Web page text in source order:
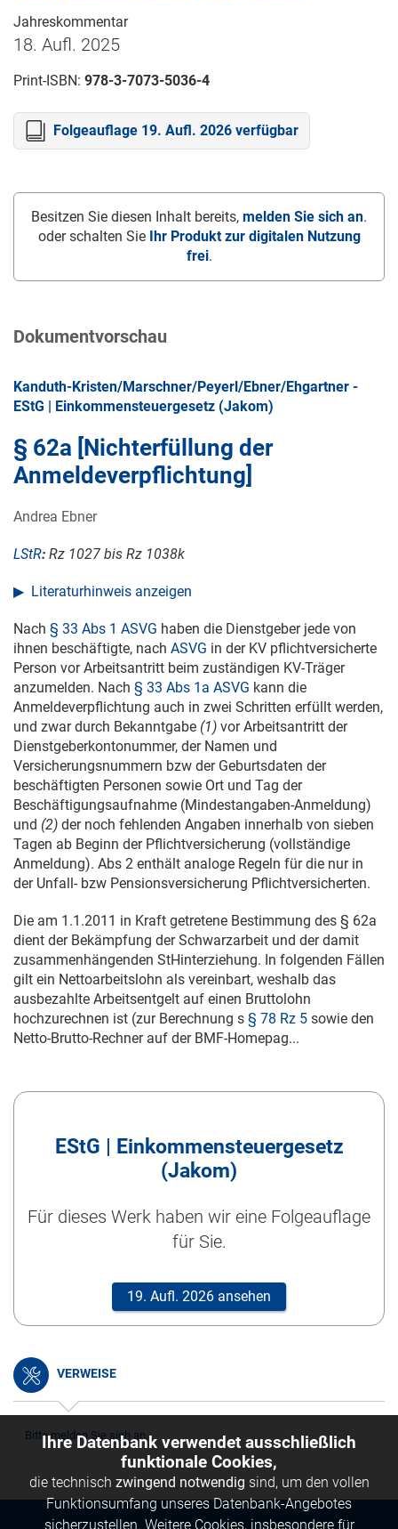
Jahreskommentar
18. Aufl. 2025
Print-ISBN: 978-3-7073-5036-4
Folgeauflage 19. Aufl. 2026 verfügbar
Besitzen Sie diesen Inhalt bereits, melden Sie sich an.
oder schalten Sie
Ihr Produkt zur digitalen Nutzung
frei.
Dokumentvorschau
Kanduth-Kristen/Marschner/Peyerl/Ebner/Ehgartner -
EStG | Einkommensteuergesetz (Jakom)
§ 62a [Nichterfüllung der
Anmeldeverpflichtung]
Andrea Ebner
LStR: Rz 1027 bis Rz 1038k
Literaturhinweis anzeigen
Nach § 33 Abs 1 ASVG haben die Dienstgeber jede von
ihnen beschäftigte, nach ASVG in der KV pflichtversicherte
Person vor Arbeitsantritt beim zuständigen KV-Träger
anzumelden. Nach § 33 Abs 1a ASVG kann die
Anmeldeverpflichtung auch in zwei Schritten erfüllt werden,
und zwar durch Bekanntgabe (1) vor Arbeitsantritt der
Dienstgeberkontonummer, der Namen und
Versicherungsnummern bzw der Geburtsdaten der
beschäftigten Personen sowie Ort und Tag der
Beschäftigungsaufnahme (Mindestangaben-Anmeldung)
und (2) der noch fehlenden Angaben innerhalb von sieben
Tagen ab Beginn der Pflichtversicherung (vollständige
Anmeldung). Abs 2 enthält analoge Regeln für die nur in
der Unfall- bzw Pensionsversicherung Pflichtversicherten.
Die am 1.1.2011 in Kraft getretene Bestimmung des § 62a
dient der Bekämpfung der Schwarzarbeit und der damit
zusammenhängenden StHinterziehung. In folgenden Fällen
gilt ein Nettoarbeitslohn als vereinbart, weshalb das
ausbezahlte Arbeitsentgelt auf einen Bruttolohn
hochzurechnen ist (zur Berechnung s § 78 Rz 5 sowie den
Netto-Brutto-Rechner auf der BMF-Homepag...
EStG | Einkommensteuergesetz
(Jakom)
Für dieses Werk haben wir eine Folgeauflage
für Sie.
19. Aufl. 2026 ansehen
VERWEISE
Bitte melden Sie sich an.
Ihre Datenbank verwendet ausschließlich
funktionale Cookies,
die technisch zwingend notwendig sind, um den vollen
Funktionsumfang unseres Datenbank-Angebotes
sicherzustellen. Weitere Cookies, insbesondere für